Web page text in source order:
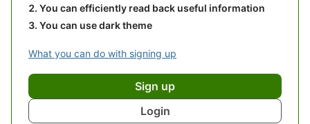
You can efficiently read back useful information
You can use dark theme
What you can do with signing up
Sign up
Login